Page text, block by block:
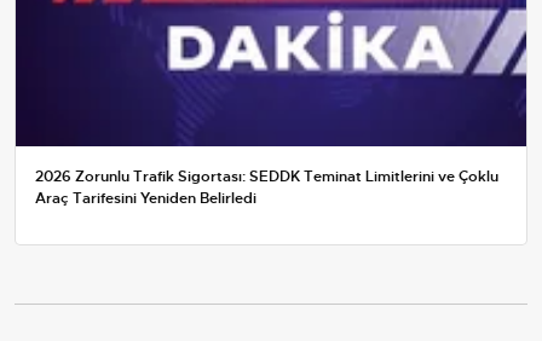
2026 Zorunlu Trafik Sigortası: SEDDK Teminat Limitlerini ve Çoklu
Araç Tarifesini Yeniden Belirledi